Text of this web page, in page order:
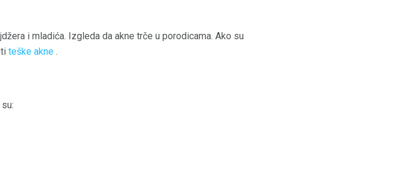
i mladića. Izgleda da akne trče u porodicama. Ako su
teške akne .